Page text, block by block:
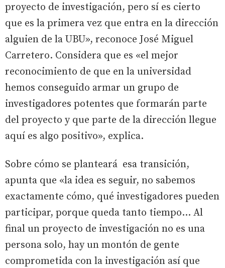
proyecto de investigación, pero sí es cierto
que es la primera vez que entra en la dirección
alguien de la UBU», reconoce José Miguel
Carretero. Considera que es «el mejor
reconocimiento de que en la universidad
hemos conseguido armar un grupo de
investigadores potentes que formarán parte
del proyecto y que parte de la dirección llegue
aquí es algo positivo», explica.
Sobre cómo se planteará esa transición,
apunta que «la idea es seguir, no sabemos
exactamente cómo, qué investigadores pueden
participar, porque queda tanto tiempo... Al
final un proyecto de investigación no es una
persona solo, hay un montón de gente
comprometida con la investigación así que